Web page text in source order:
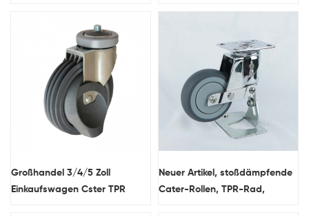
Großhandel 3/4/5 Zoll
Einkaufswagen Cster TPR
Neuer Artikel, stoßdämpfende
Cater-Rollen, TPR-Rad,